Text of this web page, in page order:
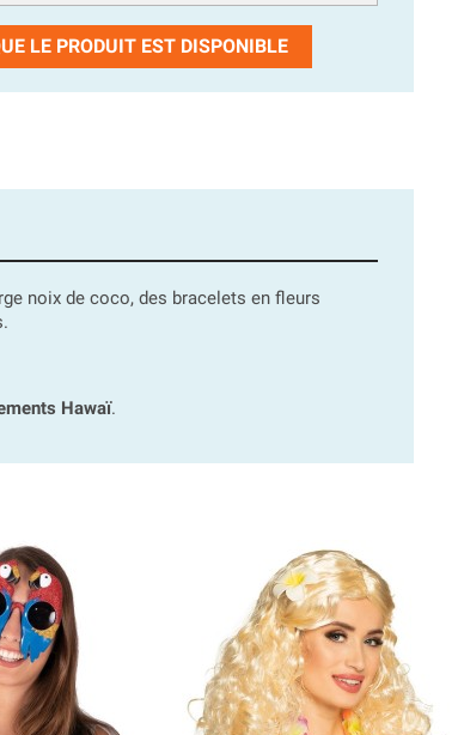
LE PRODUIT EST DISPONIBLE
noix de coco, des bracelets en fleurs
Hawaï.